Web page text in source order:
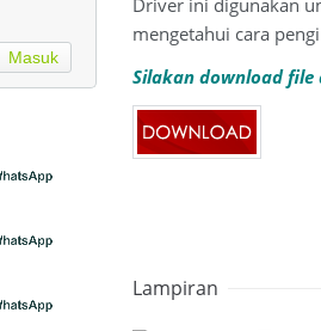
Driver ini digunakan
mengetahui cara
Silakan download file
Lampiran